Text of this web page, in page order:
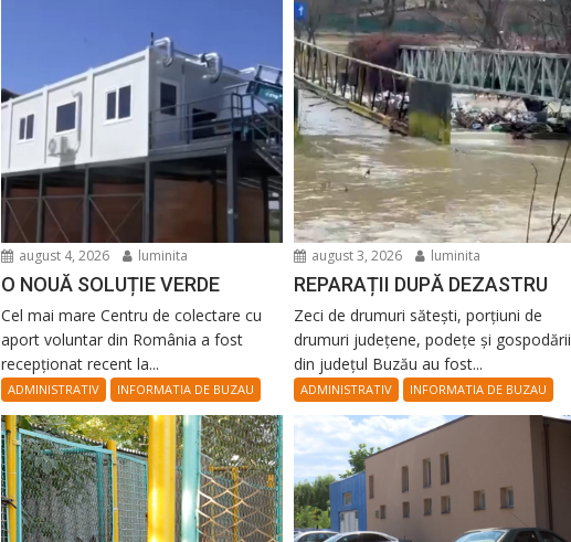
august 4, 2026 luminita
O NOUĂ SOLUȚIE VERDE
Cel mai mare Centru de colectare cu
aport voluntar din România a fost
recepționat recent la...
ADMINISTRATIV INFORMATIA DE BUZAU
august 3, 2026 luminita
REPARAȚII DUPĂ DEZASTRU
Zeci de drumuri sătești, porțiuni de
drumuri județene, podețe și gospodării
din județul Buzău au fost...
ADMINISTRATIV INFORMATIA DE BUZAU